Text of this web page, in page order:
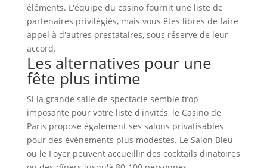
éléments. L'équipe du casino fournit une liste de
partenaires privilégiés, mais vous êtes libres de faire
appel à d'autres prestataires, sous réserve de leur
accord.
Les alternatives pour une
fête plus intime
Si la grande salle de spectacle semble trop
imposante pour votre liste d'invités, le Casino de
Paris propose également ses salons privatisables
pour des événements plus modestes. Le Salon Bleu
ou le Foyer peuvent accueillir des cocktails dinatoires